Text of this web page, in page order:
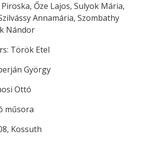
Őze Lajos, Sulyok Mária,
Annamária, Szombathy
Nándor
Török Etel
György
Ottó
műsora
Kossuth